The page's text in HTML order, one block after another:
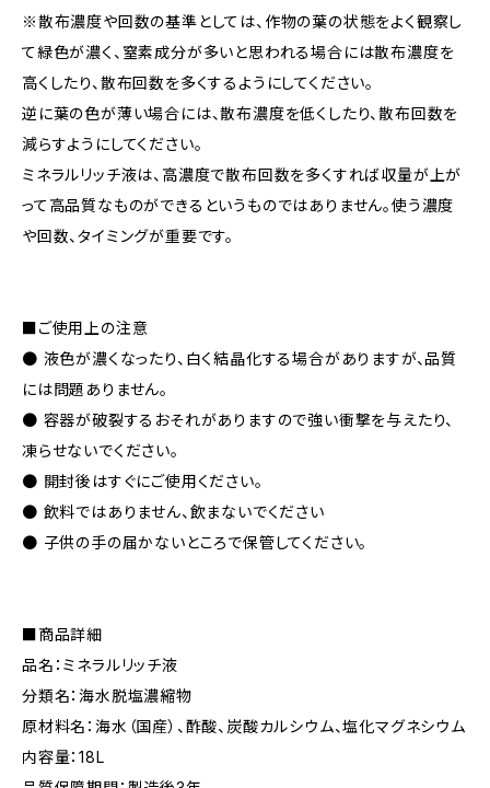
※散布濃度や回数の基準としては、作物の葉の状態をよく観察し
て緑色が濃く、窒素成分が多いと思われる場合には散布濃度を
高くしたり、散布回数を多くするようにしてください。
逆に葉の色が薄い場合には、散布濃度を低くしたり、散布回数を
減らすようにしてください。
ミネラルリッチ液は、高濃度で散布回数を多くすれば収量が上が
って高品質なものができるというものではありません。使う濃度
や回数、タイミングが重要です。
■ご使用上の注意
● 液色が濃くなったり、白く結晶化する場合がありますが、品質
には問題ありません。
● 容器が破裂するおそれがありますので強い衝撃を与えたり、
凍らせないでください。
● 開封後はすぐにご使用ください。
● 飲料ではありません、飲まないでください
● 子供の手の届かないところで保管してください。
■商品詳細
品名：ミネラルリッチ液
分類名：海水脱塩濃縮物
原材料名：海水（国産）、酢酸、炭酸カルシウム、塩化マグネシウム
内容量：18L